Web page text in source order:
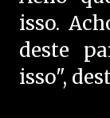
isso.
deste
isso",